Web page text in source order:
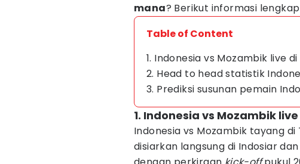
mana? Berikut informasi
Table of Content
1. Indonesia vs Mozambik live
2. Head to head statistik
3. Prediksi susunan pemain
1. Indonesia vs Mozambik
Indonesia vs Mozambik tayang
disiarkan langsung di Indosiar